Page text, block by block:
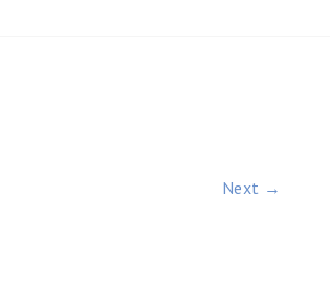
Next →